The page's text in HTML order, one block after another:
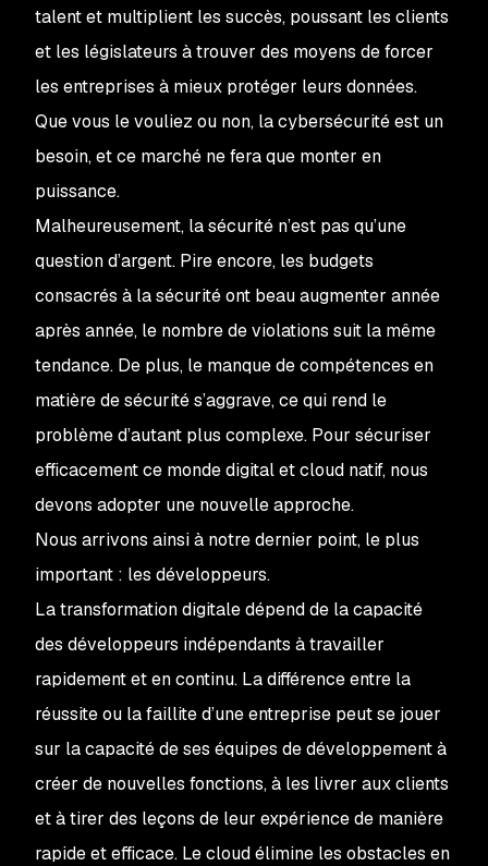
talent et multiplient les succès, poussant les clients
et les législateurs à trouver des moyens de forcer
les entreprises à mieux protéger leurs données.
Que vous le vouliez ou non, la cybersécurité est un
besoin, et ce marché ne fera que monter en
puissance.
Malheureusement, la sécurité n’est pas qu’une
question d’argent. Pire encore, les budgets
consacrés à la sécurité ont beau augmenter année
après année, le nombre de violations suit la même
tendance. De plus, le manque de compétences en
matière de sécurité s’aggrave, ce qui rend le
problème d’autant plus complexe. Pour sécuriser
efficacement ce monde digital et cloud natif, nous
devons adopter une nouvelle approche.
Nous arrivons ainsi à notre dernier point, le plus
important : les développeurs.
La transformation digitale dépend de la capacité
des développeurs indépendants à travailler
rapidement et en continu. La différence entre la
réussite ou la faillite d’une entreprise peut se jouer
sur la capacité de ses équipes de développement à
créer de nouvelles fonctions, à les livrer aux clients
et à tirer des leçons de leur expérience de manière
rapide et efficace. Le cloud élimine les obstacles en